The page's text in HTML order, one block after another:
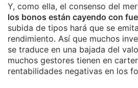
Y, como ella, el consenso del
los bonos están cayendo con
subida de tipos hará que se
rendimiento. Así que muchos
se traduce en una bajada del
muchos gestores tienen en
rentabilidades negativas en los